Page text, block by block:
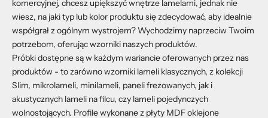
komercyjnej, chcesz upiększyć wnętrze lamelami, jednak nie
wiesz, na jaki typ lub kolor produktu się zdecydować, aby idealnie
współgrał z ogólnym wystrojem? Wychodzimy naprzeciw Twoim
potrzebom, oferując wzorniki naszych produktów.
Próbki dostępne są w każdym wariancie oferowanych przez nas
produktów - to zarówno wzorniki lameli klasycznych, z kolekcji
Slim, mikrolameli, minilameli, paneli frezowanych, jak i
akustycznych lameli na filcu, czy lameli pojedynczych
wolnostojących. Profile wykonane z płyty MDF oklejone